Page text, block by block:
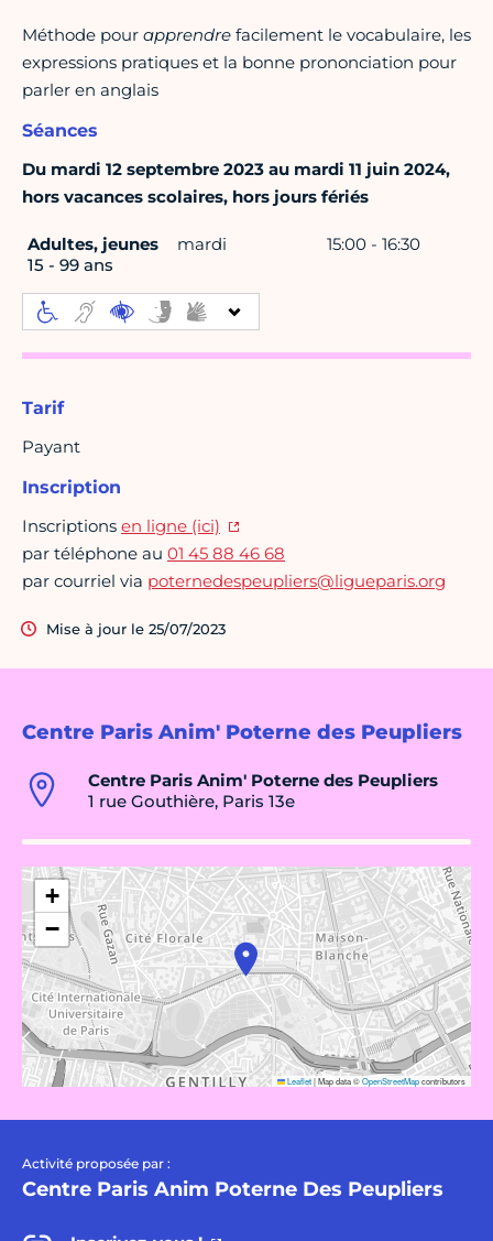
Centre Paris Anim' Poterne des Peupliers
Centre Paris Anim' Poterne des Peupliers
1 rue Gouthière, Paris 13e
+
−
Leaflet|Map data ©OpenStreetMapcontributors
Activité proposée par :
Centre Paris Anim Poterne Des Peupliers
Méthode pour apprendre facilement le vocabulaire, les
expressions pratiques et la bonne prononciation pour
parler en anglais
Séances
Du mardi 12 septembre 2023 au mardi 11 juin 2024,
hors vacances scolaires, hors jours fériés
Adultes, jeunes
15 - 99 ans
mardi 15:00 - 16:30
Tarif
Payant
Inscription
Inscriptions en ligne (ici)
par téléphone au 01 45 88 46 68
par courriel via poternedespeupliers@ligueparis.org
Mise à jour le 25/07/2023